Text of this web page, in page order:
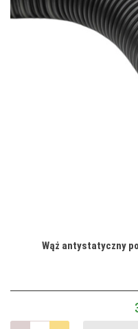
Wąż antystatyczny